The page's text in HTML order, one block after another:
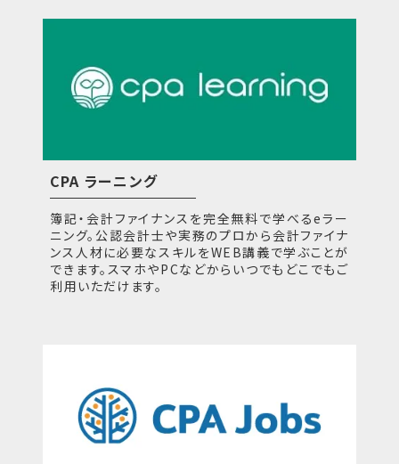
CPA ラーニング
簿記・会計ファイナンスを完全無料で学べるeラー
ニング。公認会計士や実務のプロから会計ファイナ
ンス人材に必要なスキルをWEB講義で学ぶことが
できます。スマホやPCなどからいつでもどこでもご
利用いただけます。